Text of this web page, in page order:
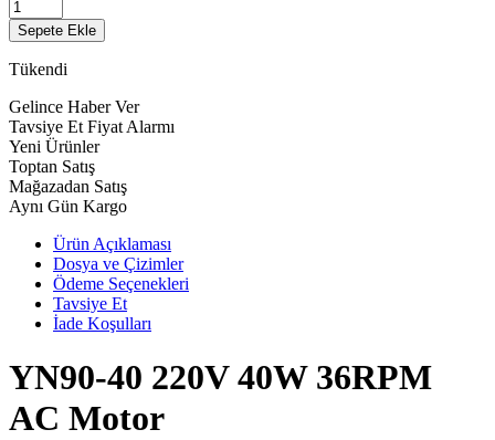
Sepete Ekle
Tükendi
Gelince Haber Ver
Tavsiye Et Fiyat Alarmı
Yeni Ürünler
Toptan Satış
Mağazadan Satış
Aynı Gün Kargo
Ürün Açıklaması
Dosya ve Çizimler
Ödeme Seçenekleri
Tavsiye Et
İade Koşulları
YN90-40 220V 40W 36RPM
AC Motor